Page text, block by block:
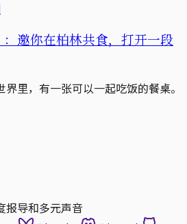
邀你在柏林共食，打开一段
里，有一张可以一起吃饭的餐桌。
报导和多元声音